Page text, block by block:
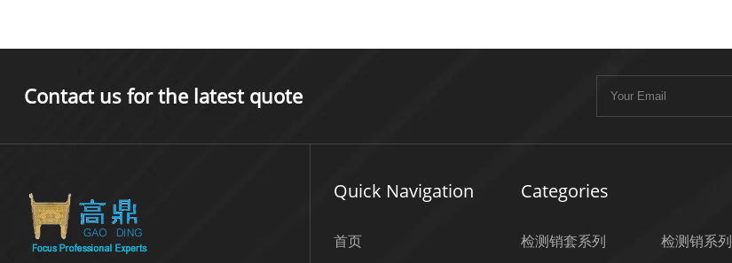
Contact us for the latest quote
Quick Navigation
首页
Categories
检测销套系列 检测销系列